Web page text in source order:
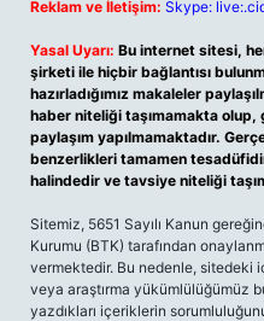
Reklam ve İletişim: Skype:
Yasal Uyarı: Bu internet sitesi,
şirketi ile hiçbir bağlantısı
hazırladığımız makaleler
haber niteliği taşımamakta olup,
paylaşım yapılmamaktadır.
benzerlikleri tamamen
halindedir ve tavsiye niteliği
Sitemiz, 5651 Sayılı Kanun
Kurumu (BTK) tarafından
vermektedir. Bu nedenle, sitedeki
veya araştırma yükümlülüğümüz
yazdıkları içeriklerin